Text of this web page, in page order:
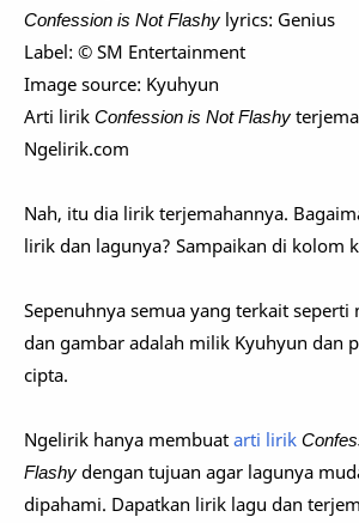
Confession is Not Flashy lyrics: Genius
Label: © SM Entertainment
Image source: Kyuhyun
Arti lirik Confession is Not Flashy
Ngelirik.com
Nah, itu dia lirik terjemahannya.
lirik dan lagunya? Sampaikan di kolom
Sepenuhnya semua yang terkait seperti
dan gambar adalah milik Kyuhyun dan
cipta.
Ngelirik hanya membuat arti lirik
Flashy dengan tujuan agar lagunya
dipahami. Dapatkan lirik lagu dan